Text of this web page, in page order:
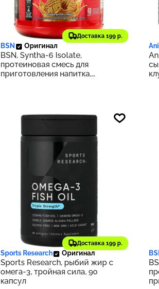
Доставка 199 р.
9 523 ₽ 952
BSN Оригинал
BSN, Syntha-6 Isolate,
протеиновая смесь для
приготовления напитка,
Доставка 199 р.
3 250 ₽ 325
Sports Research Оригинал
Sports Research, рыбий жир с
омега-3, тройная сила, 90
капсул